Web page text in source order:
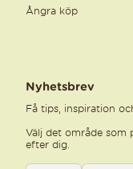
Ångra köp
Nyhetsbrev
Få tips, inspiration
Välj det område som
efter dig.